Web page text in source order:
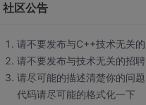
社区公告
请不要发布与C++技术无关
请不要发布与技术无关的招
请尽可能的描述清楚你的问
代码请尽可能的格式化一下